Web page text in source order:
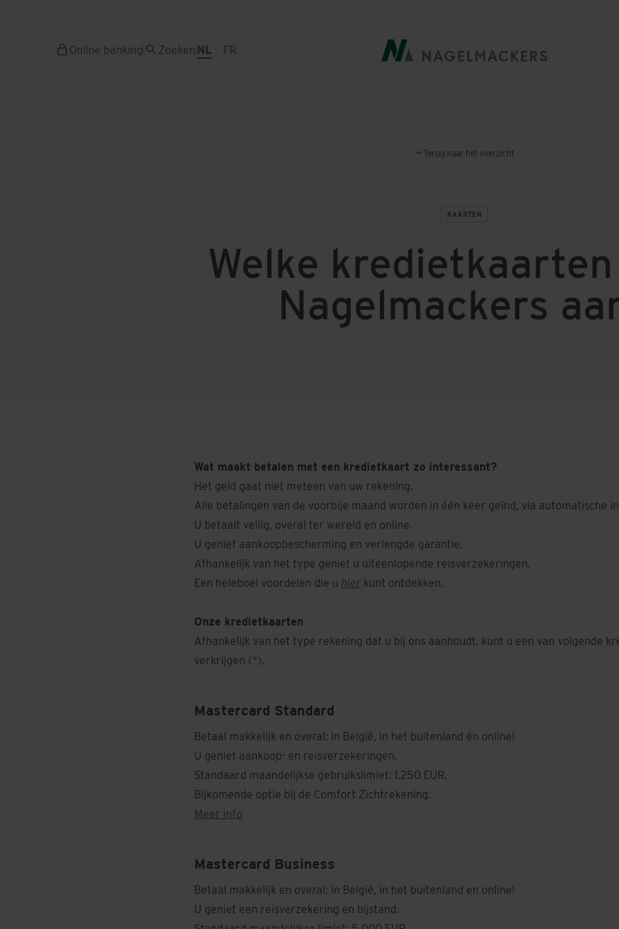
Online banking Zoeken NL FR
Terug naar het overzicht
KAARTEN
Welke
Nagelmackers
Wat maakt betalen met een kredietkaart zo interessant?
Het geld gaat niet meteen van uw rekening.
Alle betalingen van de voorbije maand worden in één keer geïnd, via automatische
U betaalt veilig, overal ter wereld en online.
U geniet aankoopbescherming en verlengde garantie.
Afhankelijk van het type geniet u uiteenlopende reisverzekeringen.
Een heleboel voordelen die u hier kunt ontdekken.
Onze kredietkaarten
Afhankelijk van het type rekening dat u bij ons aanhoudt, kunt u een van volgende
verkrijgen (*).
Mastercard Standard
Betaal makkelijk en overal: in België, in het buitenland én online!
U geniet aankoop- en reisverzekeringen.
Standaard maandelijkse gebruikslimiet: 1.250 EUR.
Bijkomende optie bij de Comfort Zichtrekening.
Meer info
Mastercard Business
Betaal makkelijk en overal: in België, in het buitenland en online!
U geniet een reisverzekering en bijstand.